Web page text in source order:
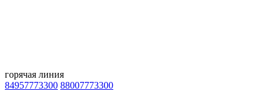
горячая линия
84957773300 88007773300